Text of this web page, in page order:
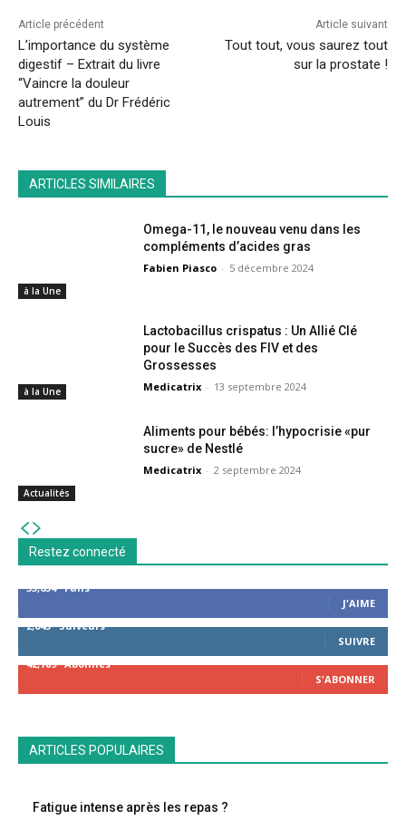
Article précédent
L’importance du système
digestif – Extrait du livre
“Vaincre la douleur
autrement” du Dr Frédéric
Louis
Article suivant
Tout tout, vous saurez tout
sur la prostate !
ARTICLES SIMILAIRES
à la Une
Omega-11, le nouveau venu dans les
compléments d’acides gras
Fabien Piasco - 5 décembre 2024
à la Une
Lactobacillus crispatus : Un Allié Clé
pour le Succès des FIV et des
Grossesses
Medicatrix - 13 septembre 2024
Actualités
Aliments pour bébés: l’hypocrisie «pur
sucre» de Nestlé
Medicatrix - 2 septembre 2024
Restez connecté
53,654
Fans
J'AIME
2,043 Suiveurs
SUIVRE
42,789 Abonnés
S'ABONNER
ARTICLES POPULAIRES
Fatigue intense après les repas ?